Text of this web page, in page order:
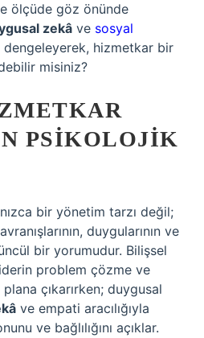
ölçüde göz önünde
zekâ ve sosyal
dengeleyerek, hizmetkar bir
misiniz?
PSIKOLOJIK
bir yönetim tarzı değil;
duygularının ve
bir yorumudur. Bilişsel
problem çözme ve
çıkarırken; duygusal
ve empati aracılığıyla
ve bağlılığını açıklar.